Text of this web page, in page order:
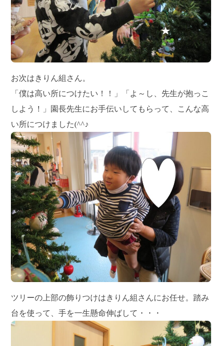
お次はきりん組さん。
「僕は高い所につけたい！！」「よ～し、先生が抱っこ
しよう！」園長先生にお手伝いしてもらって、こんな高
い所につけました(^^♪
ツリーの上部の飾りつけはきりん組さんにお任せ。踏み
台を使って、手を一生懸命伸ばして・・・